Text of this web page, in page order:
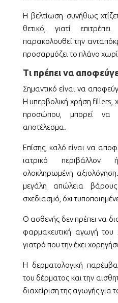
Η βελτίωση συνήθως
θετικό, γιατί
παρακολουθεί την
προσαρμόζει το πλάνο
Τι πρέπει να
Σημαντικό είναι να
Η υπερβολική χρήση fillers,
προσώπου, μπορεί να
αποτέλεσμα.
Επίσης, καλό είναι να
ιατρικό
ολοκληρωμένη
μεγάλη απώλεια βάρους
σχεδιασμό, όχι
Ο ασθενής δεν πρέπει να
φαρμακευτική αγωγή του
γιατρό που την έχει
Η δερματολογική
του δέρματος και την
διαχείριση της αγωγής για